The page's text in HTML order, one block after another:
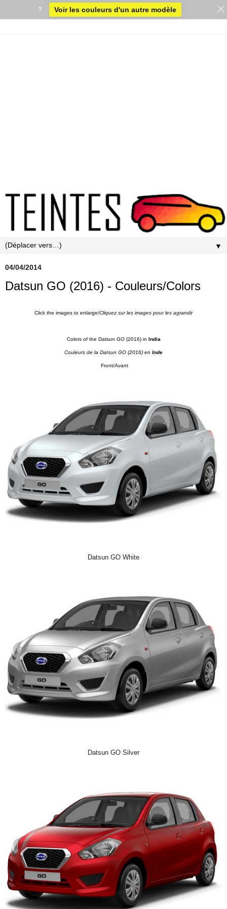
▼
04/04/2014
Datsun GO (2016) - Couleurs/Colors
Click the images to enlarge/Cliquez sur les images pour les agrandir
Colors of the Datsun GO (2016) in India
Couleurs de la Datsun GO (2016) en Inde
Front/Avant
Datsun GO White
Datsun GO Silver
? Voir les couleurs d'un autre modèle